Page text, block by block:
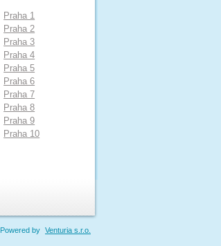
Praha 1
Praha 2
Praha 3
Praha 4
Praha 5
Praha 6
Praha 7
Praha 8
Praha 9
Praha 10
Powered by Venturia s.r.o.